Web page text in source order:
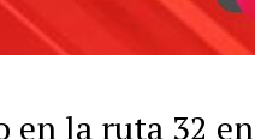
en la ruta 32 en